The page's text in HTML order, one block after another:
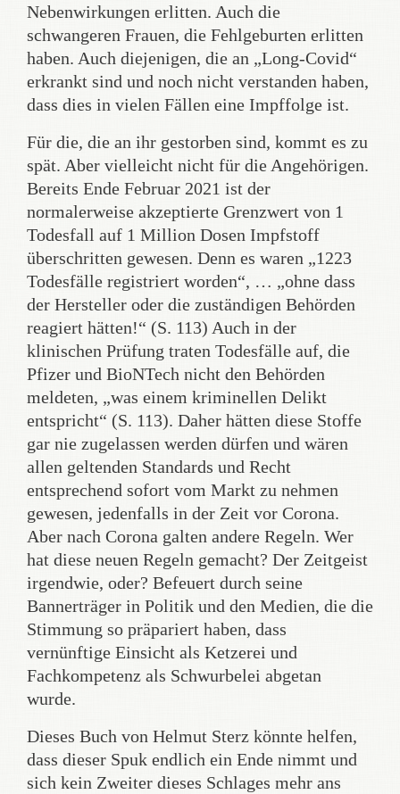
Nebenwirkungen erlitten. Auch die
schwangeren Frauen, die Fehlgeburten erlitten
haben. Auch diejenigen, die an „Long-Covid“
erkrankt sind und noch nicht verstanden haben,
dass dies in vielen Fällen eine Impffolge ist.
Für die, die an ihr gestorben sind, kommt es zu
spät. Aber vielleicht nicht für die Angehörigen.
Bereits Ende Februar 2021 ist der
normalerweise akzeptierte Grenzwert von 1
Todesfall auf 1 Million Dosen Impfstoff
überschritten gewesen. Denn es waren „1223
Todesfälle registriert worden“, … „ohne dass
der Hersteller oder die zuständigen Behörden
reagiert hätten!“ (S. 113) Auch in der
klinischen Prüfung traten Todesfälle auf, die
Pfizer und BioNTech nicht den Behörden
meldeten, „was einem kriminellen Delikt
entspricht“ (S. 113). Daher hätten diese Stoffe
gar nie zugelassen werden dürfen und wären
allen geltenden Standards und Recht
entsprechend sofort vom Markt zu nehmen
gewesen, jedenfalls in der Zeit vor Corona.
Aber nach Corona galten andere Regeln. Wer
hat diese neuen Regeln gemacht? Der Zeitgeist
irgendwie, oder? Befeuert durch seine
Bannerträger in Politik und den Medien, die die
Stimmung so präpariert haben, dass
vernünftige Einsicht als Ketzerei und
Fachkompetenz als Schwurbelei abgetan
wurde.
Dieses Buch von Helmut Sterz könnte helfen,
dass dieser Spuk endlich ein Ende nimmt und
sich kein Zweiter dieses Schlages mehr ans